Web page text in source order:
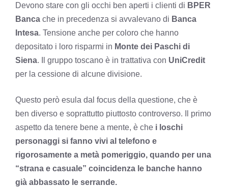
Devono stare con gli occhi ben aperti i clienti di BPER
Banca che in precedenza si avvalevano di Banca
Intesa. Tensione anche per coloro che hanno
depositato i loro risparmi in Monte dei Paschi di
Siena. Il gruppo toscano è in trattativa con UniCredit
per la cessione di alcune divisione.
Questo però esula dal focus della questione, che è
ben diverso e soprattutto piuttosto controverso. Il primo
aspetto da tenere bene a mente, è che i loschi
personaggi si fanno vivi al telefono e
rigorosamente a metà pomeriggio, quando per una
“strana e casuale” coincidenza le banche hanno
già abbassato le serrande.